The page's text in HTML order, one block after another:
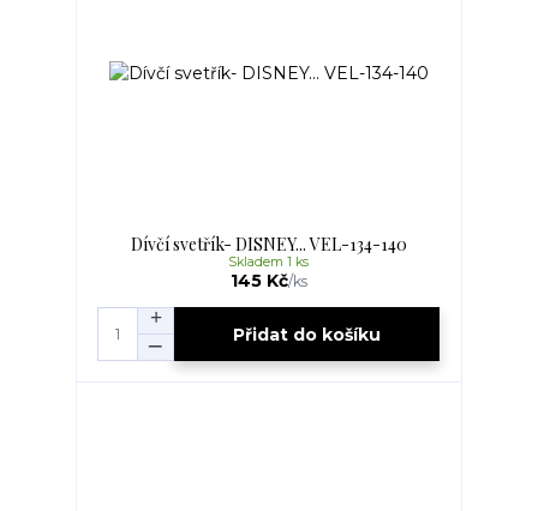
Dívčí svetřík- DISNEY... VEL-134-140
145 Kč/ks
Skladem 1 ks
Přidat do košíku